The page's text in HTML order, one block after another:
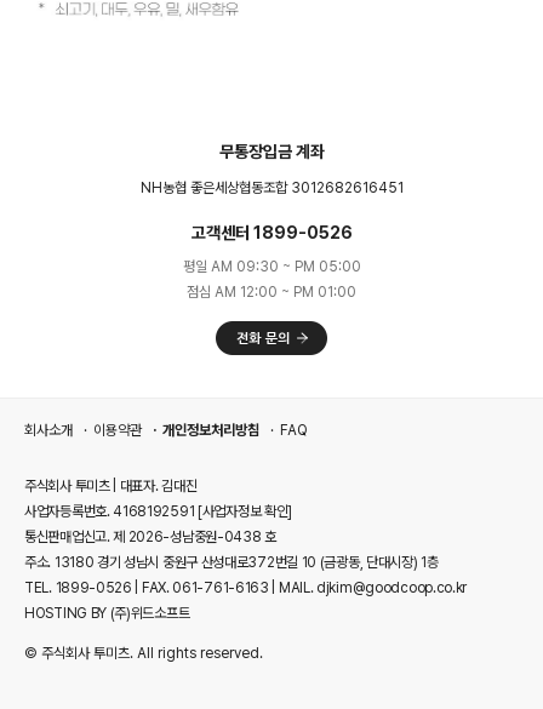
무통장입금 계좌
NH농협 좋은세상협동조합 3012682616451
고객센터 1899-0526
평일 AM 09:30 ~ PM 05:00
점심 AM 12:00 ~ PM 01:00
회사소개 이용약관 개인정보처리방침 FAQ
주식회사 투미츠 | 대표자. 김대진
사업자등록번호. 4168192591 [사업자정보 확인]
통신판매업신고. 제 2026-성남중원-0438 호
주소. 13180 경기 성남시 중원구 산성대로372번길 10 (금광동, 단대시장) 1층
TEL. 1899-0526 | FAX. 061-761-6163 | MAIL. djkim@goodcoop.co.kr
HOSTING BY (주)위드소프트
© 주식회사 투미츠. All rights reserved.